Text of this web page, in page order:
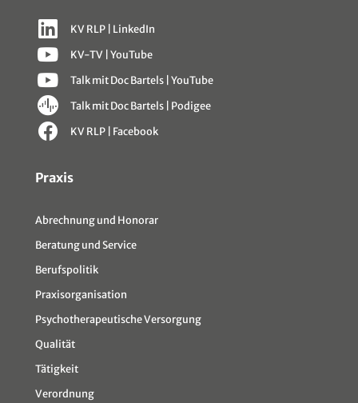
Sitemap
Praxis
Abrechnung und Honorar
Beratung und Service
Berufspolitik
Praxisorganisation
Psychotherapeutische Versorgung
Qualität
Tätigkeit
Verordnung
KV RLP | LinkedIn
KV-TV | YouTube
Talk mit Doc Bartels | YouTube
Talk mit Doc Bartels | Podigee
KV RLP | Facebook